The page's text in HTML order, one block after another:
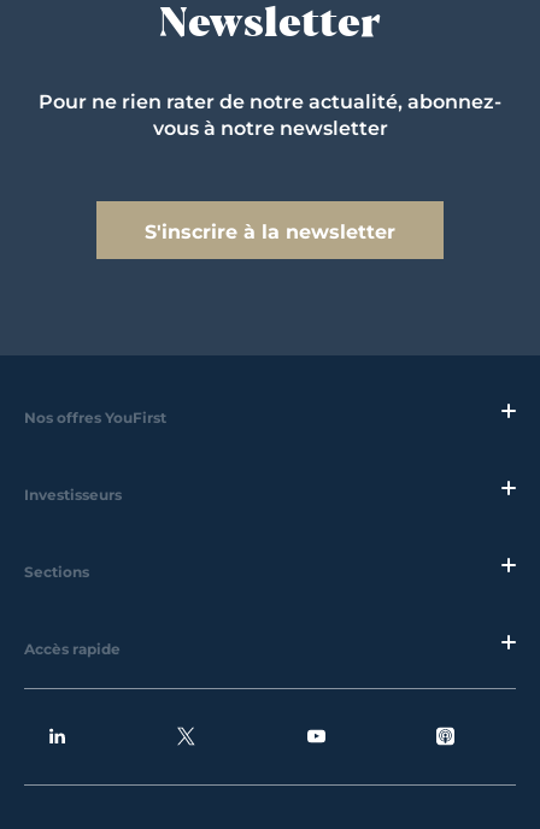
Newsletter
Pour ne rien rater de notre actualité, abonnez-
vous à notre newsletter
S'inscrire à la newsletter
Nos offres YouFirst
Investisseurs
Sections
Accès rapide